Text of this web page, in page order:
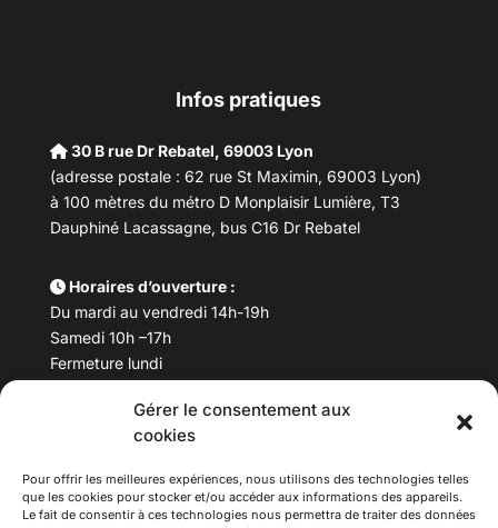
Gérer le consentement aux
cookies
Pour offrir les meilleures expériences, nous utilisons des technologies telles
que les cookies pour stocker et/ou accéder aux informations des appareils.
Le fait de consentir à ces technologies nous permettra de traiter des données
Infos pratiques
30 B rue Dr Rebatel, 69003 Lyon
(adresse postale : 62 rue St Maximin, 69003 Lyon)
à 100 mètres du métro D Monplaisir Lumière, T3
Dauphiné Lacassagne, bus C16 Dr Rebatel
Horaires d’ouverture :
Du mardi au vendredi 14h-19h
Samedi 10h –17h
Fermeture lundi
Téléphone : 04 78 53 06 40
maisondesculturesasiatiques@asiexpo.com